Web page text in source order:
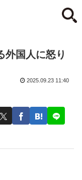
外国人に怒り
2025.09.23 11:40